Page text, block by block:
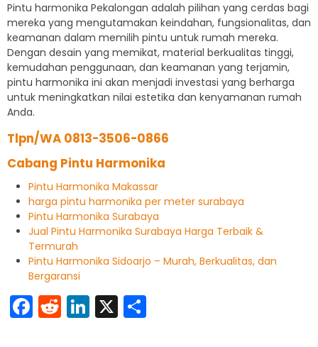
Pintu harmonika Pekalongan adalah pilihan yang cerdas bagi
mereka yang mengutamakan keindahan, fungsionalitas, dan
keamanan dalam memilih pintu untuk rumah mereka.
Dengan desain yang memikat, material berkualitas tinggi,
kemudahan penggunaan, dan keamanan yang terjamin,
pintu harmonika ini akan menjadi investasi yang berharga
untuk meningkatkan nilai estetika dan kenyamanan rumah
Anda.
Tlpn/WA 0813-3506-0866
Cabang Pintu Harmonika
Pintu Harmonika Makassar
harga pintu harmonika per meter surabaya
Pintu Harmonika Surabaya
Jual Pintu Harmonika Surabaya Harga Terbaik &
Termurah
Pintu Harmonika Sidoarjo – Murah, Berkualitas, dan
Bergaransi
Facebook
Reddit
LinkedIn
X